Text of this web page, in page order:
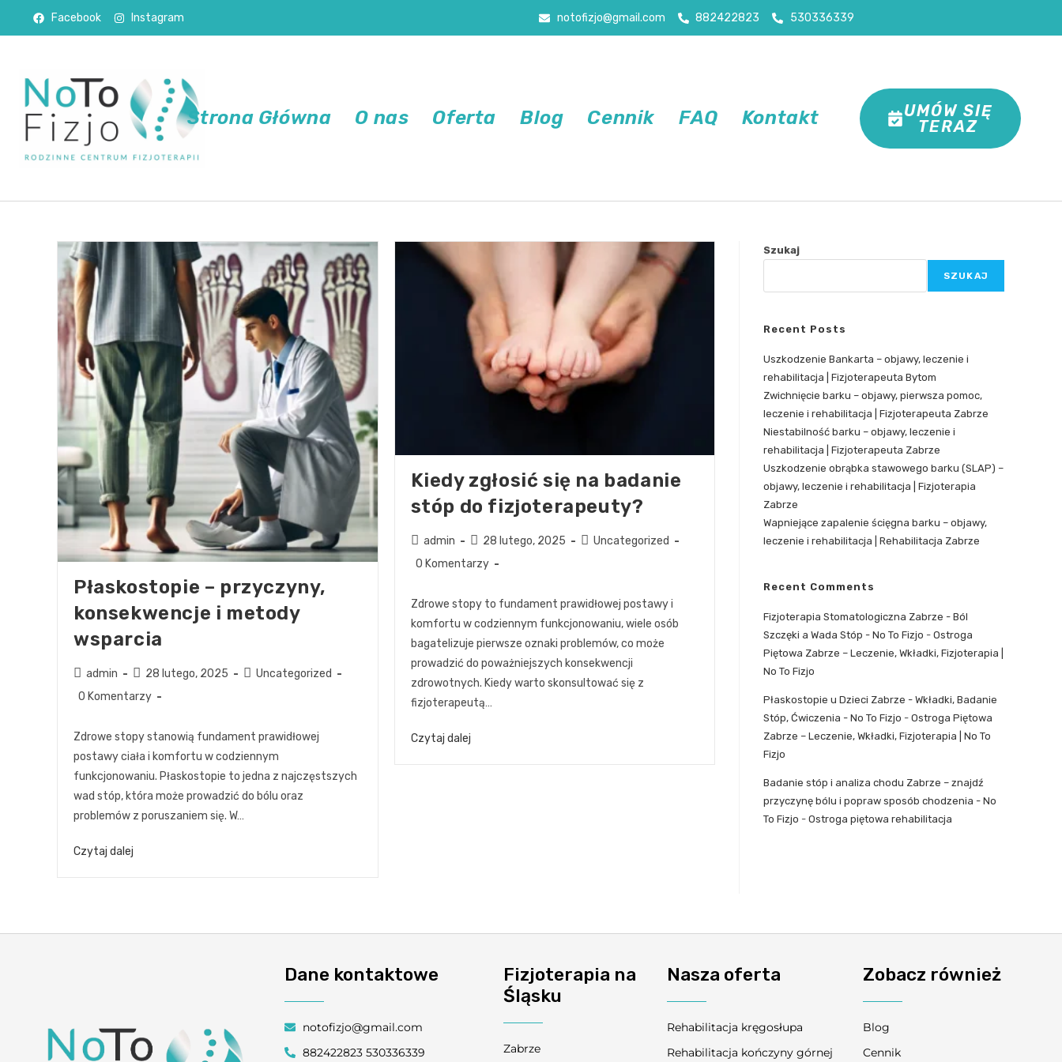
Facebook Instagram notofizjo@gmail.com 882422823 530336339
Strona Główna O nas Oferta Blog Cennik FAQ Kontakt
UMÓW SIĘ
TERAZ
Płaskostopie – przyczyny,
konsekwencje i metody
wsparcia
admin 28 lutego, 2025
Uncategorized
0 Komentarzy
Zdrowe stopy stanowią fundament prawidłowej
postawy ciała i komfortu w codziennym
funkcjonowaniu. Płaskostopie to jedna z najczęstszych
wad stóp, która może prowadzić do bólu oraz
problemów z poruszaniem się. W…
Czytaj dalej
Kiedy zgłosić się na badanie
stóp do fizjoterapeuty?
admin 28 lutego, 2025
Uncategorized
0 Komentarzy
Zdrowe stopy to fundament prawidłowej postawy i
komfortu w codziennym funkcjonowaniu, wiele osób
bagatelizuje pierwsze oznaki problemów, co może
prowadzić do poważniejszych konsekwencji
zdrowotnych. Kiedy warto skonsultować się z
fizjoterapeutą…
Czytaj dalej
Szukaj
SZUKAJ
Recent Posts
Uszkodzenie Bankarta – objawy, leczenie i
rehabilitacja | Fizjoterapeuta Bytom
Zwichnięcie barku – objawy, pierwsza pomoc,
leczenie i rehabilitacja | Fizjoterapeuta Zabrze
Niestabilność barku – objawy, leczenie i
rehabilitacja | Fizjoterapeuta Zabrze
Uszkodzenie obrąbka stawowego barku (SLAP) –
objawy, leczenie i rehabilitacja | Fizjoterapia
Zabrze
Wapniejące zapalenie ścięgna barku – objawy,
leczenie i rehabilitacja | Rehabilitacja Zabrze
Recent Comments
Fizjoterapia Stomatologiczna Zabrze - Ból
Szczęki a Wada Stóp - No To Fizjo - Ostroga
Piętowa Zabrze – Leczenie, Wkładki, Fizjoterapia |
No To Fizjo
Płaskostopie u Dzieci Zabrze - Wkładki, Badanie
Stóp, Ćwiczenia - No To Fizjo - Ostroga Piętowa
Zabrze – Leczenie, Wkładki, Fizjoterapia | No To
Fizjo
Badanie stóp i analiza chodu Zabrze – znajdź
przyczynę bólu i popraw sposób chodzenia - No
To Fizjo - Ostroga piętowa rehabilitacja
Dane kontaktowe
notofizjo@gmail.com
882422823 530336339
Fizjoterapia na
Śląsku
Zabrze
Nasza oferta
Rehabilitacja kręgosłupa
Rehabilitacja kończyny górnej
Zobacz również
Blog
Cennik